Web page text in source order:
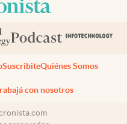
SuscribiteQuiénes Somos
con nosotros